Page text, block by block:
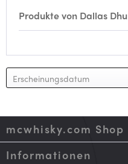
Produkte von Dallas Dhu
mcwhisky.com Shop
Informationen